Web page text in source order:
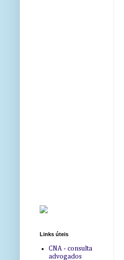
Links úteis
CNA - consulta
advogados